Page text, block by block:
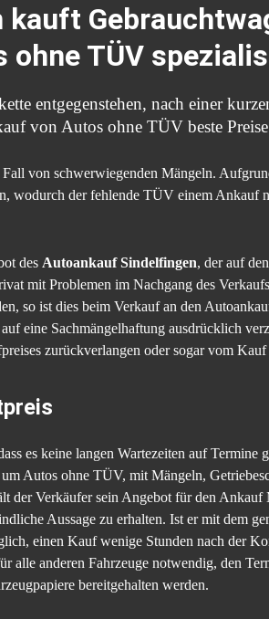
ohne TÜV
entgegenstehen, nach einer
von Autos ohne TÜV beste
von schwerwiegenden Mängeln.
wodurch der fehlende TÜV einem Ankauf
des Autoankauf Sindelfingen, der auf den
mit Problemen im Nachgang des
so ist dies beim Verkauf an den
eine Sachmängelhaftung ausdrücklich
zurückverlangen oder sogar vom
es keine langen Wartezeiten auf
Autos ohne TÜV, mit Mängeln,
der Verkäufer sein Angebot für den
Aussage zu erhalten. Ist er mit dem
einen Kauf wenige Stunden nach der
anderen Fahrzeuge notwendig, den
bereitgehalten werden.